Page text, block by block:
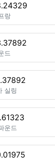
랑
드
실링
운드